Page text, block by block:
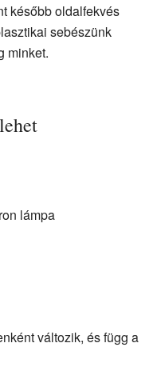
később oldalfekvés
sebészünk
minket.
lámpa
változik, és függ a